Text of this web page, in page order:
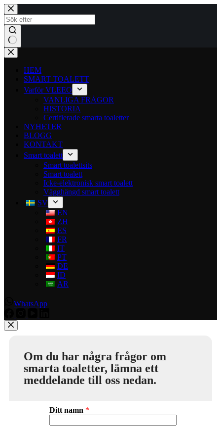
HEM
SMART TOALETT
Varför VLEEO
VANLIGA FRÅGOR
HISTORIA
Certifierade smarta toaletter
NYHETER
BLOGG
KONTAKT
Smart toalett
Smart toalettsits
Smart toalett
Icke-elektronisk smart toalett
Vägghängd smart toalett
SV
EN
ZH
ES
FR
IT
PT
DE
ID
AR
WhatsApp
Om du har några frågor om
smarta toaletter, lämna ett
meddelande till oss nedan.
Ditt namn *